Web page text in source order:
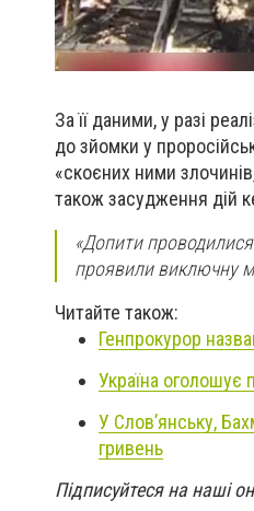
За її даними, у разі
до зйомки у
«скоєних ними
також засудження дій
«Допити проводилися
проявили виключну
Читайте також:
Генпрокурор
Україна оголошує
У Слов’янську,
гривень
Підписуйтеся на наші